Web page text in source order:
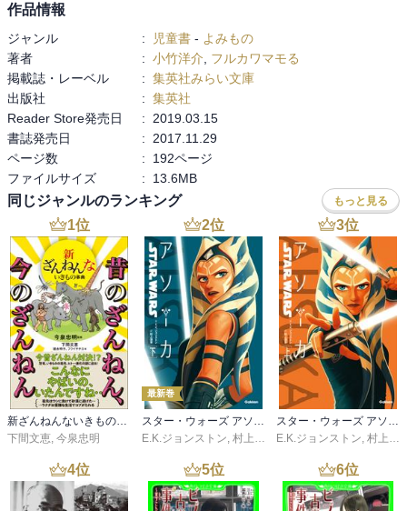
作品情報
ジャンル : 児童書 - よみもの
著者
: 小竹洋介
フルカワマモる
掲載誌・レーベル
: 集英社みらい文庫
出版社
: 集英社
Reader Store発売日
:
2019.03.15
書誌発売日
:
2017.11.29
ページ数
:
192ページ
ファイルサイズ
: 13.6MB
同じジャンルのランキング もっと見る
1位
新ざんねんないきもの事典 昔のざんねん、今のざんねん
下間文恵, 今泉忠明
2位
最新巻
スター・ウォーズ アソーカ 下
E.K.ジョンストン, 村上清幸
3位
スター・ウォーズ アソーカ 上
E.K.ジョンストン, 村上清幸
4位 5位 6位